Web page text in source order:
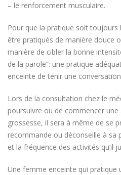
– le renforcement musculaire.
Pour que la pratique soit
être pratiqués de manière douce
manière de cibler la bonne
de la parole”: une pratique
enceinte de tenir une
Lors de la consultation chez le
poursuivre ou de commencer
grossesse, il sera à même de se
recommande ou déconseille à sa
et la fréquence des activités qu’il
Une femme enceinte qui pratique